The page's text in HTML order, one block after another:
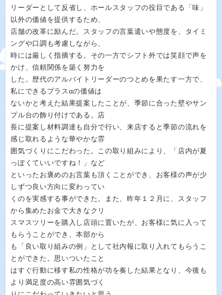
リーダーとして反省し、ホールスタッフの役目である「味」
以外の価値を提供するため、
店舗の改革に励んだ。スタッフの言葉遣いや態度を、タイミ
ングや口調も考慮しながら、
時には厳しく指摘する。その一方でシフト外では笑顔で声を
かけ、信頼関係を築く努力を
した。歴代のアルバイトリーダーのつとめを果たす一方で、
私にできるプラスαの価値は
ないかと考えた結果提案したことが、季節に合った壁やサン
プル台の飾り付けである。店
長に提案し材料調達も自分で行い、来店すると季節の流れを
感じ取れるような華やかな雰
囲気づくりにこだわった。この取り組みにより、「店内が夏
っぽくていいですね！」など
といったお褒めのお言葉も頂くことができ、お客様の声が少
しずつ良い方向に変わってい
くのを実感する事ができた。また、昨年１２月に、スタッフ
から集めたお金で大きなクリ
スマスツリーを購入し店頭に置いたが、お客様に気に入って
もらうことができ、本部から
も「良い取り組みの例」として社内報に取り入れてもらうこ
とができた。思いついたこと
はすぐ行動に移す私の性格が功を奏した結果となり、今後も
より満足度の高い雰囲気づく